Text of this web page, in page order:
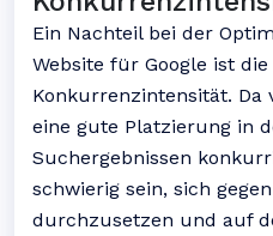
Ein Nachteil bei der
Website für Google ist die
Konkurrenzintensität. Da
eine gute Platzierung in
Suchergebnissen
schwierig sein, sich
durchzusetzen und auf